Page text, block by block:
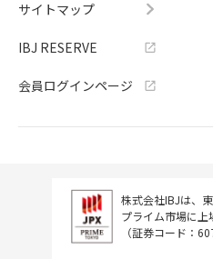
サイトマップ
IBJ RESERVE
会員ログインページ
株式会社IBJは、
プライム市場に上
（証券コード：